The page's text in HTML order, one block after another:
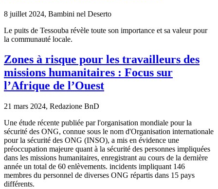
8 juillet 2024, Bambini nel Deserto
Le puits de Tessouba révèle toute son importance et sa valeur pour
la communauté locale.
Zones à risque pour les travailleurs des
missions humanitaires : Focus sur
l’Afrique de l’Ouest
21 mars 2024, Redazione BnD
Une étude récente publiée par l'organisation mondiale pour la
sécurité des ONG, connue sous le nom d'Organisation internationale
pour la sécurité des ONG (INSO), a mis en évidence une
préoccupation majeure quant à la sécurité des personnes impliquées
dans les missions humanitaires, enregistrant au cours de la dernière
année un total de 60 enlèvements. incidents impliquant 146
membres du personnel de diverses ONG répartis dans 15 pays
différents.